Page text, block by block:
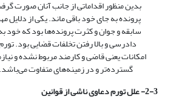
بدین منظور اقداماتی از جانب آنان صورت
پرونده به جای خود باقی ماند. یکی از
سابقه و جوان و کثرت پرونده‌ها بود که خود
دادرسی و بالا رفتن تخلفات قضایی بود.
امکانات یعنی قاضی و کارمند مربوط نشده و
گسترده‌تر و در زمینه‌های‌ متفاوت‌‌ می‌‌باشد.
2-3- علل تورم دعاوی ناشی از ق
وانین